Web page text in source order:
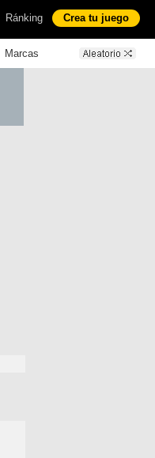
Ránking Crea tu juego
Marcas